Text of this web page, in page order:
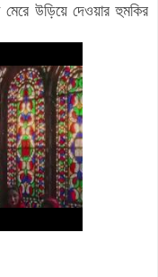
মেরে উড়িয়ে দেওয়ার হুমকির